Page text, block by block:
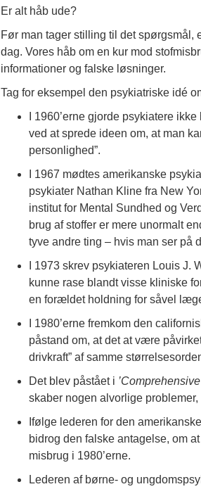
Er alt håb ude?
Før man tager stilling til det spørgsmål,
dag. Vores håb om en kur mod
informationer og falske løsninger.
Tag for eksempel den psykiatriske idé
I 1960’erne gjorde psykiatere
ved at sprede ideen om, at man
personlighed”.
I 1967 mødtes amerikanske
psykiater Nathan Kline fra New
institut for Mental Sundhed og
brug af stoffer er mere unormalt
tyve andre ting – hvis man ser på
I 1973 skrev psykiateren Louis J.
kunne rase blandt visse kliniske
en forældet holdning for såvel
I 1980’erne fremkom den
påstand om, at det at være
drivkraft” af samme
Det blev påstået i
skaber nogen alvorlige
Ifølge lederen for den
bidrog den falske antagelse, om
misbrug i 1980’erne.
Lederen af børne- og